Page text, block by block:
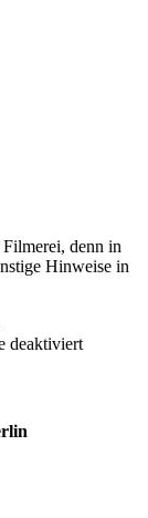
Filmerei, denn in
Hinweise in
deaktiviertfür